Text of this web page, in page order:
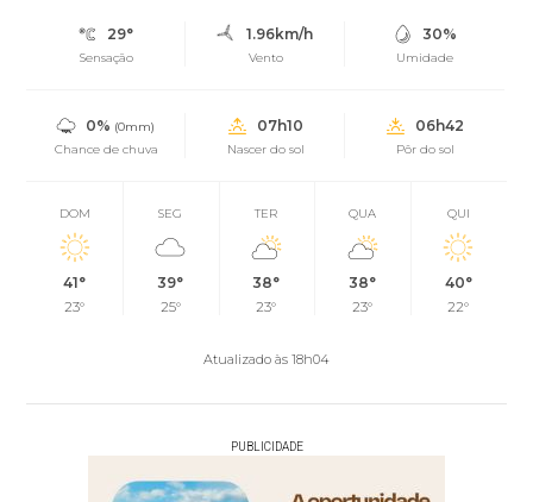
29°
Sensação
1.96km/h
Vento
30%
Umidade
0% (0mm)
Chance de chuva
07h10
Nascer do sol
06h42
Pôr do sol
DOM
41°
23°
SEG
39°
25°
TER
38°
23°
QUA
38°
23°
QUI
40°
22°
Atualizado às 18h04
PUBLICIDADE